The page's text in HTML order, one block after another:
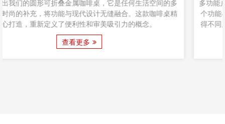
的多
桌精
多功能户外花园家具折叠桌提升您的户外体验 介绍： 欢迎
个功能与美学完美结合的世界，在这里，平淡无奇的事物
得不同凡响。我们的户外花园家具折叠桌重新定义了户外
将实用性和时尚性完美融合。这款折叠桌制作精密，设计
细节，是您户外活动不可或缺的伙伴。 揭开户外花园家具